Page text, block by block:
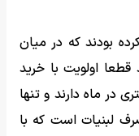
بودند که در میان
اولویت با خرید
در ماه دارند و تنها
لبنیات است که با